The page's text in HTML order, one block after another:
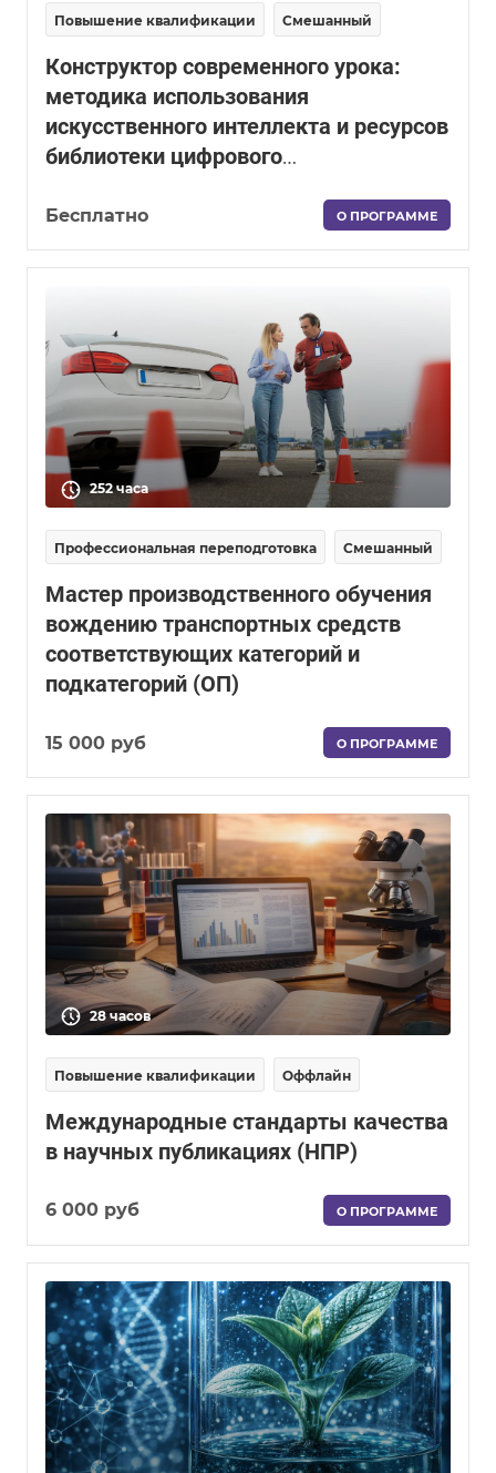
Повышение квалификации Смешанный
Конструктор современного урока:
методика использования
искусственного интеллекта и ресурсов
библиотеки цифрового
Бесплатно О ПРОГРАММЕ
252 часа
Профессиональная переподготовка Смешанный
Мастер производственного обучения
вождению транспортных средств
соответствующих категорий и
подкатегорий (ОП)
15 000 руб О ПРОГРАММЕ
28 часов
Повышение квалификации Оффлайн
Международные стандарты качества
в научных публикациях (НПР)
6 000 руб О ПРОГРАММЕ